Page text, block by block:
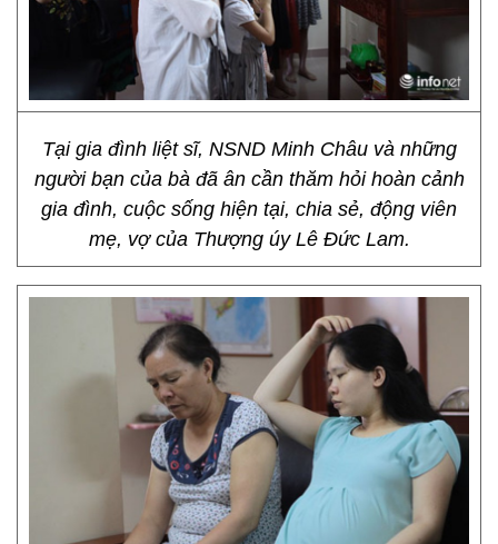
Tại gia đình liệt sĩ, NSND Minh Châu và những
người bạn của bà đã ân cần thăm hỏi hoàn cảnh
gia đình, cuộc sống hiện tại, chia sẻ, động viên
mẹ, vợ của Thượng úy Lê Đức Lam.